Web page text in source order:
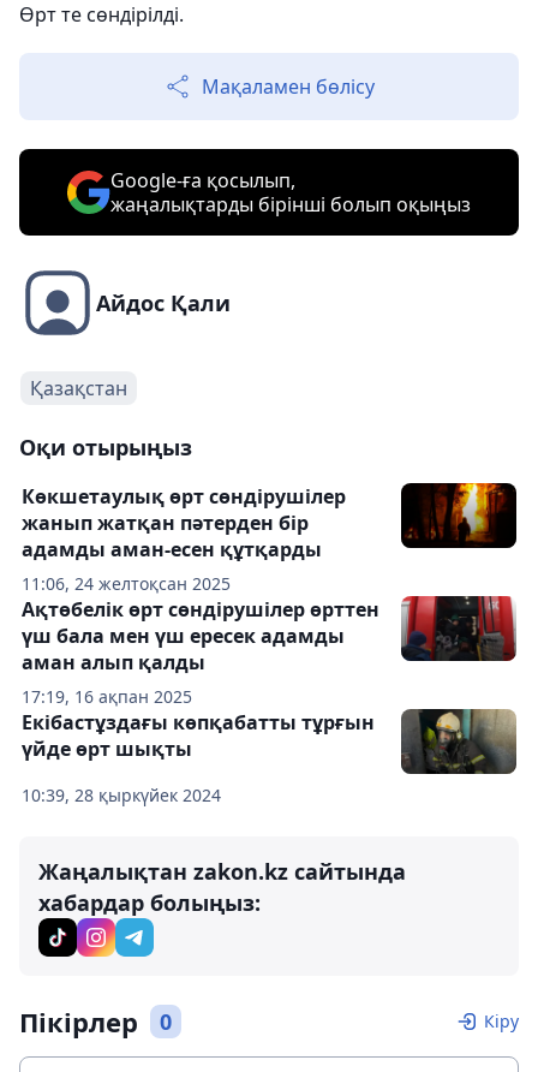
Өрт те сөндірілді.
Мақаламен бөлісу
Google-ға қосылып,
жаңалықтарды бірінші болып оқыңыз
Айдос Қали
Қазақстан
Оқи отырыңыз
11:06, 24 желтоқсан 2025
Көкшетаулық өрт сөндірушілер
жанып жатқан пәтерден бір
адамды аман-есен құтқарды
17:19, 16 ақпан 2025
Ақтөбелік өрт сөндірушілер өрттен
үш бала мен үш ересек адамды
аман алып қалды
10:39, 28 қыркүйек 2024
Екібастұздағы көпқабатты тұрғын
үйде өрт шықты
Жаңалықтан zakon.kz сайтында
хабардар болыңыз:
Пікірлер 0 Кіру